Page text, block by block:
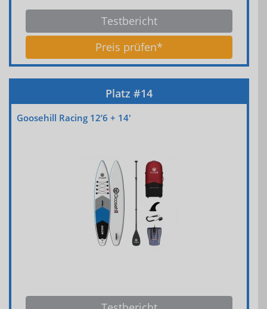
Testbericht
Preis prüfen*
Goosehill Racing 12’6 + 14′